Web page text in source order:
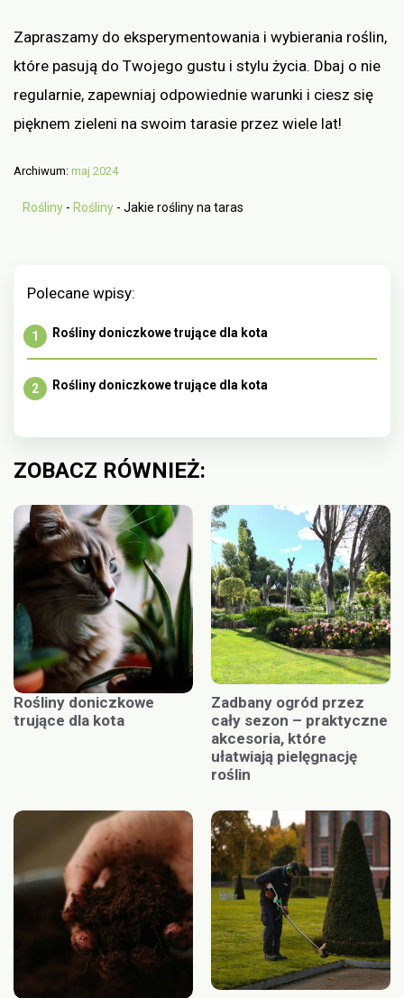
Zapraszamy do eksperymentowania i wybierania roślin,
które pasują do Twojego gustu i stylu życia. Dbaj o nie
regularnie, zapewniaj odpowiednie warunki i ciesz się
pięknem zieleni na swoim tarasie przez wiele lat!
Archiwum: maj 2024
Rośliny - Rośliny - Jakie rośliny na taras
Polecane wpisy:
Rośliny doniczkowe trujące dla kota
Rośliny doniczkowe trujące dla kota
ZOBACZ RÓWNIEŻ:
Rośliny doniczkowe
trujące dla kota
Zadbany ogród przez
cały sezon – praktyczne
akcesoria, które
ułatwiają pielęgnację
roślin